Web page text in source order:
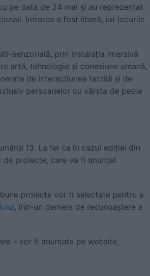
pe data de 24 mai și au reprezentat
Intrarea a fost liberă, iar locurile
senzorială, prin instalația imersivă
artă, tehnologie și conexiune umană,
de interacțiunea tactilă și de
persoanelor cu vârsta de peste
13. La fel ca în cazul ediției din
proiecte, care va fi anunțat
proiecte vor fi selectate pentru a
, într-un demers de recunoaștere a
– vor fi anunțate pe website,